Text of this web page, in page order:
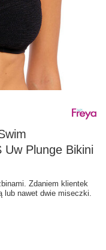
Uw Plunge Bikini
Zdaniem klientek
nawet dwie miseczki.